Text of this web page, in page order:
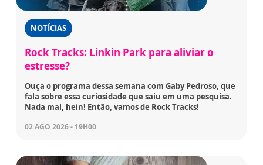
NOTÍCIAS
Rock Tracks: Linkin Park para aliviar o
estresse?
Ouça o programa dessa semana com Gaby Pedroso, que
fala sobre essa curiosidade que saiu em uma pesquisa.
Nada mal, hein! Então, vamos de Rock Tracks!
02 AGO 2026 - 19H00